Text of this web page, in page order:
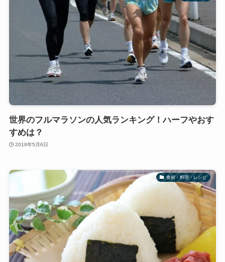
世界のフルマラソンの人気ランキング！ハーフやおす
すめは？
2019年5月6日
食材・料理・レシピ